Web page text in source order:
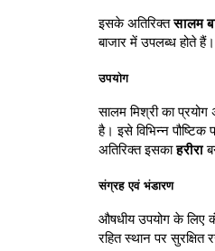
इसके अतिरिक्तसालम
बाजार में उपलब्ध होते
उपयोग
सालम मिश्री का
है। इसे विभिन्न पौष्टिक
अतिरिक्त इसकाहरीरा
संग्रह एवं भंडारण
औषधीय उपयोग के लिए
रहित स्थान पर सुरक्षित